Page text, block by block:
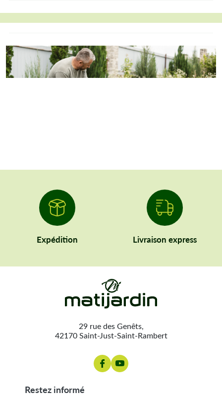
Expédition Livraison express
29 rue des Genêts,
42170 Saint-Just-Saint-Rambert
restez informé